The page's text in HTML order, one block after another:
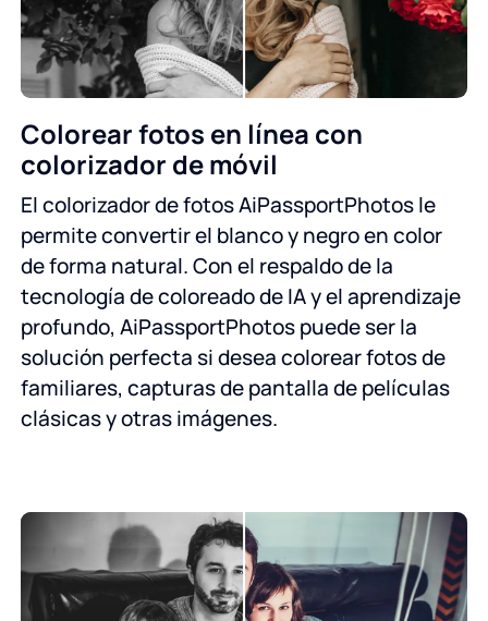
Colorear fotos en línea con
colorizador de móvil
El colorizador de fotos AiPassportPhotos le
permite convertir el blanco y negro en color
de forma natural. Con el respaldo de la
tecnología de coloreado de IA y el aprendizaje
profundo, AiPassportPhotos puede ser la
solución perfecta si desea colorear fotos de
familiares, capturas de pantalla de películas
clásicas y otras imágenes.